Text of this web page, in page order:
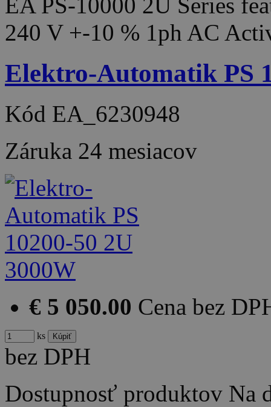
240 V +-10 % 1ph AC
Elektro-Automatik PS
Kód EA_6230948
Záruka 24 mesiacov
€ 5 050.00 Cena bez
ks
bez DPH
Dostupnosť produktov Na